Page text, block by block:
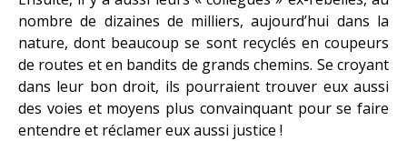
nombre de dizaines de milliers, aujourd’hui dans la
nature, dont beaucoup se sont recyclés en coupeurs
de routes et en bandits de grands chemins. Se croyant
dans leur bon droit, ils pourraient trouver eux aussi
des voies et moyens plus convainquant pour se faire
entendre et réclamer eux aussi justice !